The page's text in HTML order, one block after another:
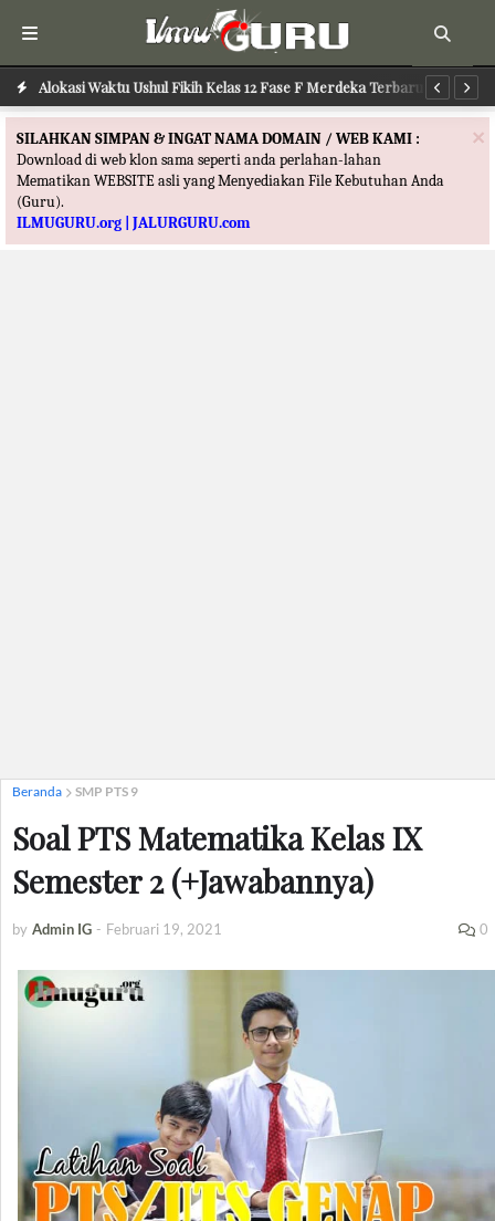
Alokasi Waktu Ushul Fikih Kelas 12 Fase F Merdeka Terbaru
Alokasi Waktu Ilmu Tafsir Kelas 12 Fase F Merdeka Terbaru
×
SILAHKAN SIMPAN & INGAT NAMA DOMAIN / WEB KAMI :
Download di web klon sama seperti anda perlahan-lahan
Mematikan WEBSITE asli yang Menyediakan File Kebutuhan Anda
(Guru).
ILMUGURU.org | JALURGURU.com
Beranda SMP PTS 9
Soal PTS Matematika Kelas IX
Semester 2 (+Jawabannya)
by Admin IG - Februari 19, 2021 0